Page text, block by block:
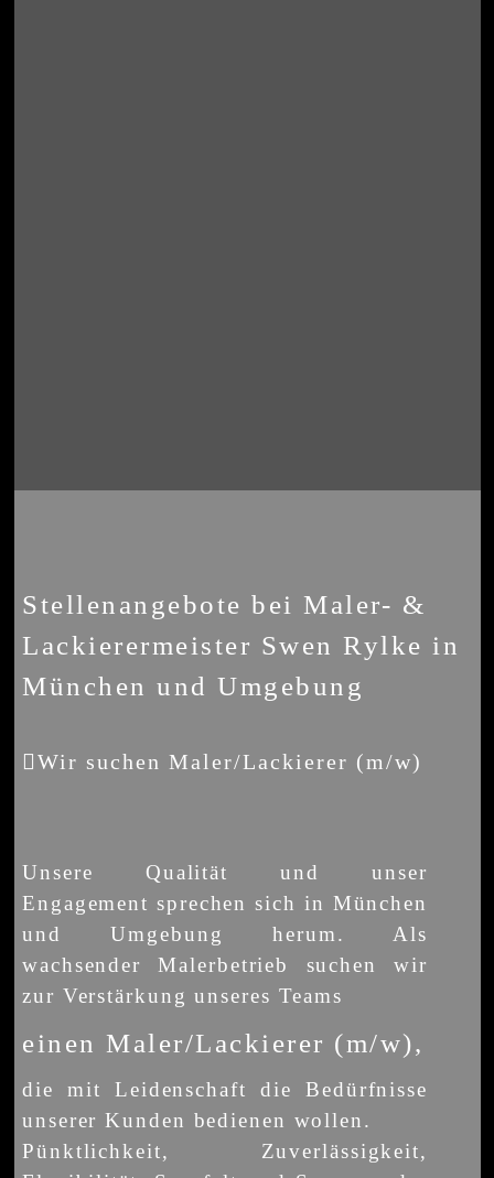
Stellenangebote bei Maler- &
Lackierermeister Swen Rylke in
München und Umgebung
Wir suchen Maler/Lackierer (m/w)
Unsere Qualität und unser
Engagement sprechen sich in München
und Umgebung herum. Als
wachsender Malerbetrieb suchen wir
zur Verstärkung unseres Teams
einen Maler/Lackierer (m/w),
die mit Leidenschaft die Bedürfnisse
unserer Kunden bedienen wollen.
Pünktlichkeit, Zuverlässigkeit,